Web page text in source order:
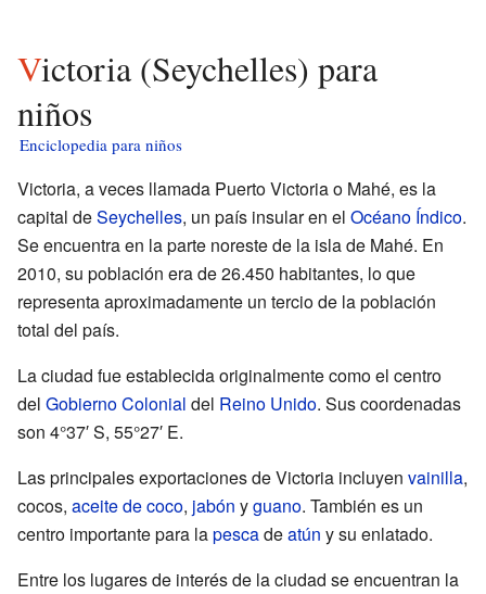
Victoria (Seychelles) para
niños
Enciclopedia para niños
Victoria, a veces llamada Puerto Victoria o Mahé, es la
capital deSeychelles, un país insular en el Océano Índico.
Se encuentra en la parte noreste de la isla de Mahé. En
2010, su población era de 26.450 habitantes, lo que
representa aproximadamente un tercio de la población
total del país.
La ciudad fue establecida originalmente como el centro
del Gobierno Colonial del Reino Unido. Sus coordenadas
son 4°37′ S, 55°27′ E.
Las principales exportaciones de Victoria incluyen vainilla,
cocos, aceite de coco, jabón yguano. También es un
centro importante para lapescadeatún y su enlatado.
Entre los lugares de interés de la ciudad se encuentran la